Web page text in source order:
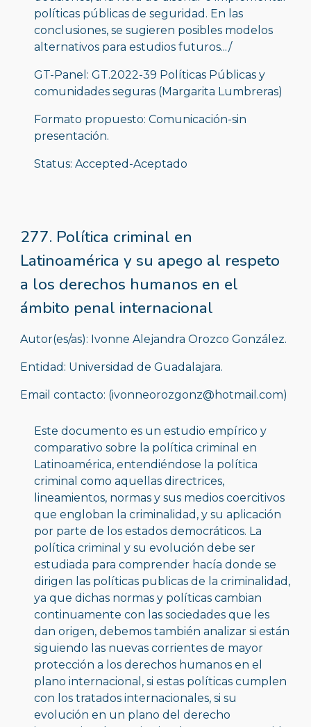
políticas públicas de seguridad. En las
conclusiones, se sugieren posibles modelos
alternativos para estudios futuros.../
GT-Panel: GT.2022-39 Políticas Públicas y
comunidades seguras (Margarita Lumbreras)
Formato propuesto: Comunicación-sin
presentación.
Status: Accepted-Aceptado
277. Política criminal en
Latinoamérica y su apego al respeto
a los derechos humanos en el
ámbito penal internacional
Autor(es/as): Ivonne Alejandra Orozco González.
Entidad: Universidad de Guadalajara.
Email contacto: (ivonneorozgonz@hotmail.com)
Este documento es un estudio empírico y
comparativo sobre la política criminal en
Latinoamérica, entendiéndose la política
criminal como aquellas directrices,
lineamientos, normas y sus medios coercitivos
que engloban la criminalidad, y su aplicación
por parte de los estados democráticos. La
política criminal y su evolución debe ser
estudiada para comprender hacía donde se
dirigen las políticas publicas de la criminalidad,
ya que dichas normas y políticas cambian
continuamente con las sociedades que les
dan origen, debemos también analizar si están
siguiendo las nuevas corrientes de mayor
protección a los derechos humanos en el
plano internacional, si estas políticas cumplen
con los tratados internacionales, si su
evolución en un plano del derecho